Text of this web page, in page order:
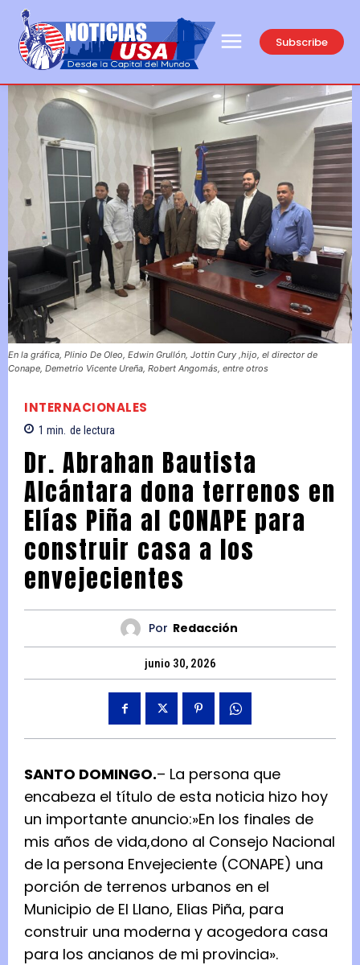
Subscribe
En la gráfica, Plinio De Oleo, Edwin Grullón, Jottin Cury ,hijo, el director de
Conape, Demetrio Vicente Ureña, Robert Angomás, entre otros
INTERNACIONALES
1 min. de lectura
Dr. Abrahan Bautista
Alcántara dona terrenos en
Elías Piña al CONAPE para
construir casa a los
envejecientes
Por Redacción
junio 30, 2026
SANTO DOMINGO.– La persona que
encabeza el título de esta noticia hizo hoy
un importante anuncio:»En los finales de
mis años de vida,dono al Consejo Nacional
de la persona Envejeciente (CONAPE) una
porción de terrenos urbanos en el
Municipio de El Llano, Elias Piña, para
construir una moderna y acogedora casa
para los ancianos de mi provincia».